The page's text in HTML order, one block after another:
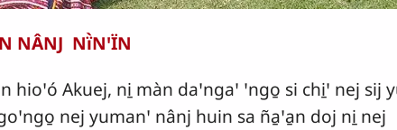
NÂNJ Nï̀NꞌÏN
Akuej, ni̱ màn daꞌngaꞌ ꞌngo̱ si chi̱ꞌ nej sij
nej yumanꞌ nânj huin sa ña̱ꞌa̱n doj ni̱ nej